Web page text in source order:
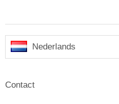
Nederlands
Contact